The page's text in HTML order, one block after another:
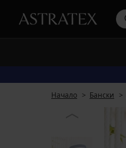
Начало Бански